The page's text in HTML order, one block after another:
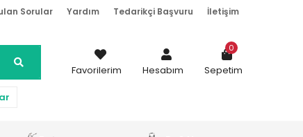
Sorular Yardım Tedarikçi Başvuru İletişim
Favorilerim Hesabım Sepetim
0